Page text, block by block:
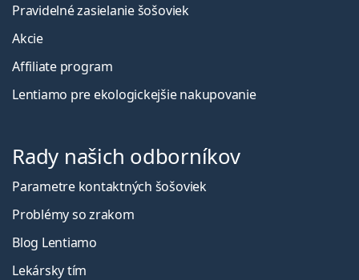
Pravidelné zasielanie šošoviek
Akcie
Affiliate program
Lentiamo pre ekologickejšie nakupovanie
Rady našich odborníkov
Parametre kontaktných šošoviek
Problémy so zrakom
Blog Lentiamo
Lekársky tím